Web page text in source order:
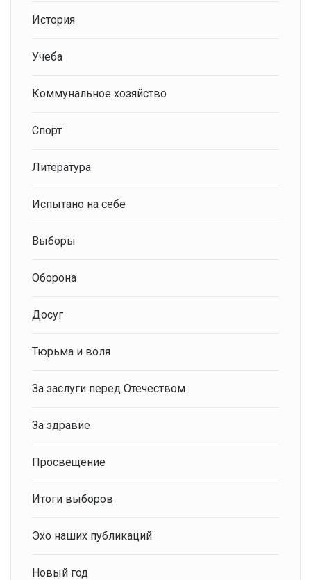
История
Учеба
Коммунальное хозяйство
Спорт
Литература
Испытано на себе
Выборы
Оборона
Досуг
Тюрьма и воля
За заслуги перед Отечеством
За здравие
Просвещение
Итоги выборов
Эхо наших публикаций
Новый год